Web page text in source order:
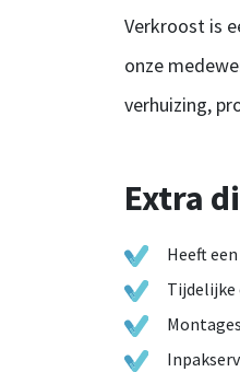
Verkroost is
onze
verhuizing,
Extra
Heeft
Tijdelijke